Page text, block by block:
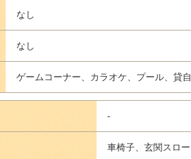
なし
なし
ゲームコーナー、カラオケ、プール、貸
-
車椅子、玄関スロ